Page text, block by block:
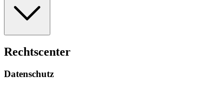
Rechtscenter
Datenschutz